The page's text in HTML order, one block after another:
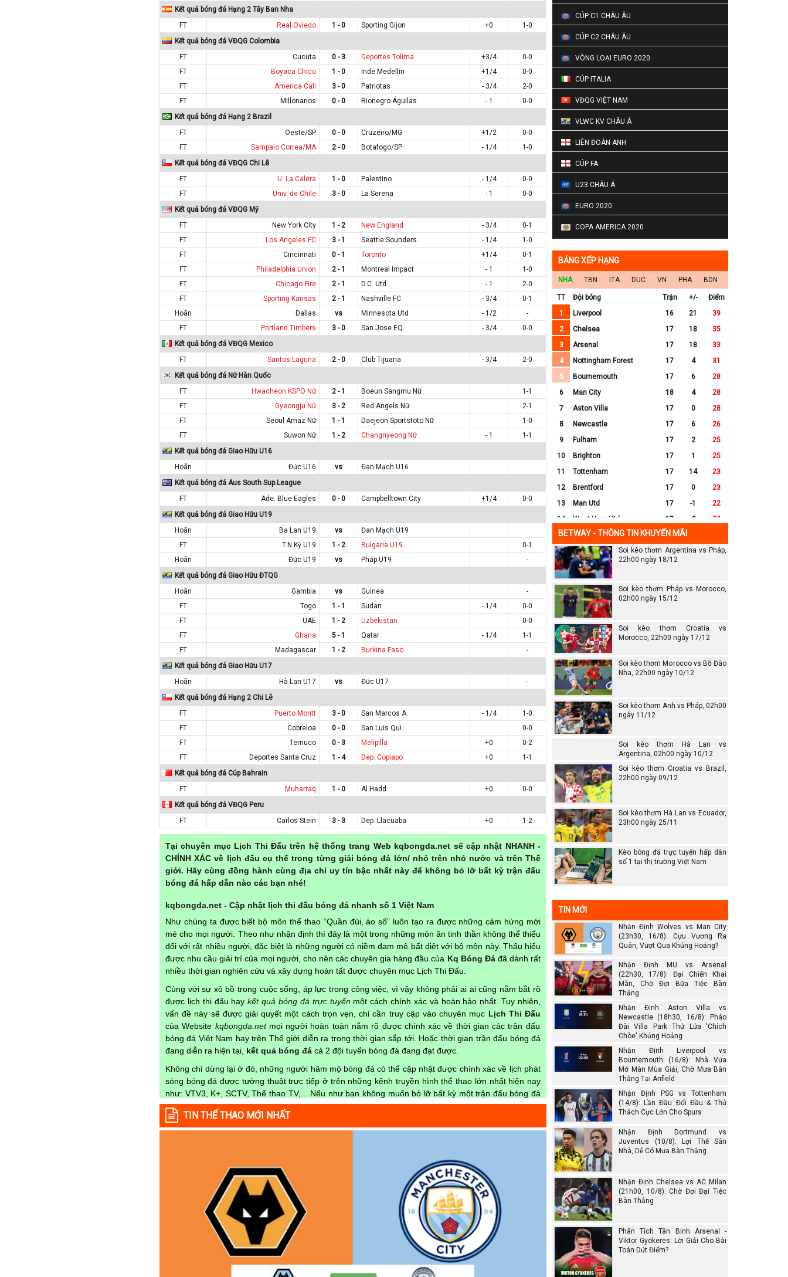
Kết quả bóng đá Hạng 2 Tây Ban Nha
FT
Real Oviedo 1 - 0 Sporting Gijon +0
1-0
Kết quả bóng đá VĐQG Colombia
FT
Cucuta 0 - 3 Deportes Tolima +3/4
0-0
FT
Boyaca Chico 1 - 0 Inde.Medellin +1/4
0-0
FT
America Cali 3 - 0 Patriotas - 3/4
2-0
FT
Millonarios 0 - 0 Rionegro Águilas - 1
0-0
Kết quả bóng đá Hạng 2 Brazil
FT
Oeste/SP 0 - 0 Cruzeiro/MG +1/2
0-0
FT
Sampaio Correa/MA 2 - 0 Botafogo/SP - 1/4
1-0
Kết quả bóng đá VĐQG Chi Lê
FT
U. La Calera 1 - 0 Palestino - 1/4
0-0
FT
Univ. de Chile 3 - 0 La Serena - 1
0-0
Kết quả bóng đá VĐQG Mỹ
FT
New York City 1 - 2 New England - 3/4
0-1
FT
Los Angeles FC 3 - 1 Seattle Sounders - 1/4
1-0
FT
Cincinnati 0 - 1 Toronto +1/4
0-1
FT
Philadelphia Union 2 - 1 Montreal Impact - 1
1-0
FT
Chicago Fire 2 - 1 D.C. Utd - 1
2-0
FT
Sporting Kansas 2 - 1 Nashville FC - 3/4
0-1
Hoãn
Dallas vs Minnesota Utd - 1/2
-
FT
Portland Timbers 3 - 0 San Jose EQ - 3/4
0-0
Kết quả bóng đá VĐQG Mexico
FT
Santos Laguna 2 - 0 Club Tijuana - 3/4
2-0
Kết quả bóng đá Nữ Hàn Quốc
FT
Hwacheon KSPO Nữ 2 - 1 Boeun Sangmu Nữ
1-1
FT
Gyeongju Nữ 3 - 2 Red Angels Nữ
2-1
FT
Seoul Amaz Nữ 1 - 1 Daejeon Sportstoto Nữ
1-0
FT
Suwon Nữ 1 - 2 Changnyeong Nữ - 1
1-1
Kết quả bóng đá Giao Hữu U16
Hoãn
Đức U16 vs
Đan Mạch U16
Kết quả bóng đá Aus South Sup.League
FT
Ade. Blue Eagles 0 - 0 Campbelltown City +1/4
0-0
Kết quả bóng đá Giao Hữu U19
Hoãn
Ba Lan U19 vs
Đan Mạch U19
FT
T.N.Kỳ U19 1 - 2 Bulgaria U19
0-1
Hoãn
Đức U19 vs Pháp U19
-
Kết quả bóng đá Giao Hữu ĐTQG
Hoãn
Gambia vs Guinea
-
FT
Togo 1 - 1 Sudan - 1/4
0-0
FT
UAE 1 - 2 Uzbekistan
0-0
FT
Ghana 5 - 1 Qatar - 1/4
1-1
FT
Madagascar 1 - 2 Burkina Faso
-
Kết quả bóng đá Giao Hữu U17
Hoãn
Hà Lan U17 vs Đức U17
-
Kết quả bóng đá Hạng 2 Chi Lê
FT
Puerto Montt 3 - 0 San Marcos A. - 1/4
1-0
FT
Cobreloa 0 - 0 San Luis Qui.
0-0
FT
Temuco 0 - 3 Melipilla +0
0-2
FT
Deportes Santa Cruz 1 - 4 Dep. Copiapo +0
1-1
Kết quả bóng đá Cúp Bahrain
FT
Muharraq 1 - 0 Al Hadd +0
0-0
Kết quả bóng đá VĐQG Peru
FT
Carlos Stein 3 - 3 Dep. Llacuaba +0 1-2
Tại chuyên mục Lịch Thi Đấu trên hệ thống trang Web kqbongda.net sẽ cập nhật NHANH -
CHÍNH XÁC về lịch đấu cụ thể trong từng giải bóng đá lớn/ nhỏ trên nhỏ nước và trên Thế
giới. Hãy cùng đồng hành cùng địa chỉ uy tín bậc nhất này để không bỏ lỡ bất kỳ trận đấu
bóng đá hấp dẫn nào các bạn nhé!
kqbongda.net - Cập nhật lịch thi đấu bóng đá nhanh số 1 Việt Nam
Như chúng ta được biết bộ môn thể thao “Quần đùi, áo số” luôn tạo ra được những cảm hứng mới
mẻ cho mọi người. Theo như nhận định thì đây là một trong những món ăn tinh thần không thể thiếu
đối với rất nhiều người, đặc biệt là những người có niềm đam mê bất diệt với bộ môn này. Thấu hiểu
được nhu cầu giải trí của mọi người, cho nên các chuyên gia hàng đầu của Kq Bóng Đáđã dành rất
nhiều thời gian nghiên cứu và xây dựng hoàn tất được chuyên mục Lịch Thi Đấu.
Cùng với sự xô bồ trong cuộc sống, áp lực trong công việc, vì vậy không phải ai ai cũng nắm bắt rõ
được lịch thi đấu haykết quả bóng đá trực tuyến một cách chính xác và hoàn hảo nhất. Tuy nhiên,
vấn đề này sẽ được giải quyết một cách trọn vẹn, chỉ cần truy cập vào chuyên mục Lịch Thi Đấu
của Website kqbongda.netmọi người hoàn toàn nắm rõ được chính xác về thời gian các trận đấu
bóng đá Việt Nam hay trên Thế giới diễn ra trong thời gian sắp tới. Hoặc thời gian trận đấu bóng đá
đang diễn ra hiện tại, kết quả bóng đá cả 2 đội tuyển bóng đá đang đạt được.
Không chỉ dừng lại ở đó, những người hâm mộ bóng đá có thể cập nhật được chính xác về lịch phát
sóng bóng đá được tường thuật trực tiếp ở trên những kênh truyền hình thể thao lớn nhất hiện nay
như: VTV3, K+, SCTV, Thể thao TV,... Nếu như bạn không muốn bỏ lỡ bất kỳ một trận đấu bóng đá
nào trong từng mùa giải, hãy thường xuyên vào chuyên mụcLịch Thi Đấutại chuyên trang
Kqbongdađể cập nhật thông tin chính xác nhất nhé!
từng trận đấu bóng đá diễn ra ở trong từng giải đấu như:
✓ Giải đấu bóng đá Ngoại hạng Anh;
✓ Giải bóng Cúp C1 Châu Âu;
✓ Giải Cúp C2 Châu Âu;
✓ Giải VĐQG Tây Ban Nha;
TIN THỂ THAO MỚI NHẤT
CÚP C1 CHÂU ÂU
CÚP C2 CHÂU ÂU
VÒNG LOẠI EURO 2020
CÚP ITALIA
VĐQG VIỆT NAM
VLWC KV CHÂU Á
LIÊN ĐOÀN ANH
CÚP FA
U23 CHÂU Á
EURO 2020
COPA AMERICA 2020
BẢNG XẾP HẠNG
NHA TBN ITA DUC VN PHA BDN
TT Đội bóng Trận +/-
Điểm
1
Liverpool 16 21
39
2
Chelsea 17 18
35
3
Arsenal 17 18
33
4
Nottingham Forest 17 4
31
5
Bournemouth 17 6
28
6
Man City 18 4
28
7
Aston Villa 17 0
28
8
Newcastle 17 6
26
9
Fulham 17 2
25
10
Brighton 17 1
25
11
Tottenham 17 14
23
12
Brentford 17 0
23
13
Man Utd 17 -1
22
14
West Ham Utd 17 -8
20
15
Everton 17
16
Crystal Palace 17 -8
16
17
Leicester City
18
Ipswich
19
Wolves 17
20
Southampton
BETWAY - THÔNG TIN KHUYẾN MÃI
Soi kèo thơm Argentina vs Pháp,
22h00 ngày 18/12
Soi kèo thơm Pháp vs Morocco,
02h00 ngày 15/12
Soi kèo thơm Croatia vs
Morocco, 22h00 ngày 17/12
Soi kèo thơm Morocco vs Bồ Đào
Nha, 22h00 ngày 10/12
Soi kèo thơm Anh vs Pháp, 02h00
ngày 11/12
Soi kèo thơm Hà Lan vs
Argentina, 02h00 ngày 10/12
Soi kèo thơm Croatia vs Brazil,
22h00 ngày 09/12
Soi kèo thơm Hà Lan vs Ecuador,
23h00 ngày 25/11
Kèo bóng đá trực tuyến hấp dẫn
số 1 tại thị trường Việt Nam
TIN MỚI
Nhận Định Wolves vs Man City
(23h30, 16/8): Cựu Vương Ra
Quân, Vượt Qua Khủng Hoảng?
Nhận Định MU vs Arsenal
(22h30, 17/8): Đại Chiến Khai
Màn, Chờ Đợi Bữa Tiệc Bàn
Thắng
Nhận Định Aston Villa vs
Newcastle (18h30, 16/8): Pháo
Đài Villa Park Thử Lửa 'Chích
Chòe' Khủng Hoảng
Nhận Định Liverpool vs
Bournemouth (16/8): Nhà Vua
Mở Màn Mùa Giải, Chờ Mưa Bàn
Thắng Tại Anfield
Nhận Định PSG vs Tottenham
(14/8): Lần Đầu Đối Đầu & Thử
Thách Cực Lớn Cho Spurs
Nhận Định Dortmund vs
Juventus (10/8): Lợi Thế Sân
Nhà, Dễ Có Mưa Bàn Thắng
Nhận Định Chelsea vs AC Milan
(21h00, 10/8): Chờ Đợi Đại Tiệc
Bàn Thắng
Phân Tích Tân Binh Arsenal -
Viktor Gyökeres: Lời Giải Cho Bài
Toán Dứt Điểm?